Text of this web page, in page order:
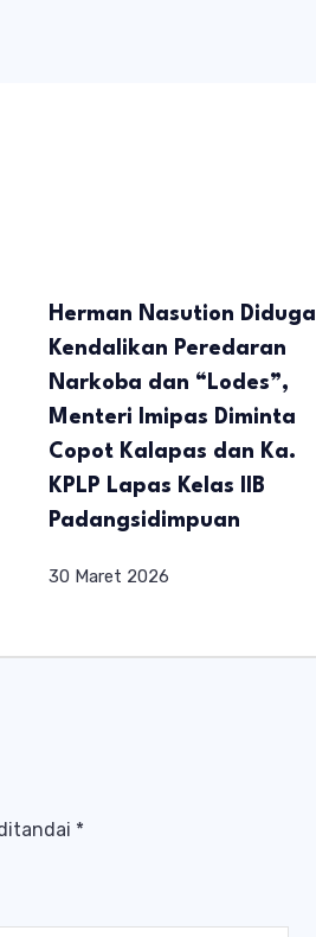
Herman Nasution Diduga
Kendalikan Peredaran
Narkoba dan “Lodes”,
Menteri Imipas Diminta
Copot Kalapas dan Ka.
KPLP Lapas Kelas IIB
Padangsidimpuan
30 Maret 2026
*